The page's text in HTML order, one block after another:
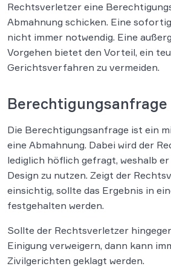
Rechtsverletzer eine
Abmahnung schicken. Eine
nicht immer notwendig. Eine
Vorgehen bietet den Vorteil, ein
Gerichtsverfahren zu vermeiden.
Berechtigungsanfrage
Die Berechtigungsanfrage ist ein
eine Abmahnung. Dabei wird der
lediglich höflich gefragt, weshalb
Design zu nutzen. Zeigt der
einsichtig, sollte das Ergebnis in
festgehalten werden.
Sollte der Rechtsverletzer
Einigung verweigern, dann kann
Zivilgerichten geklagt werden.